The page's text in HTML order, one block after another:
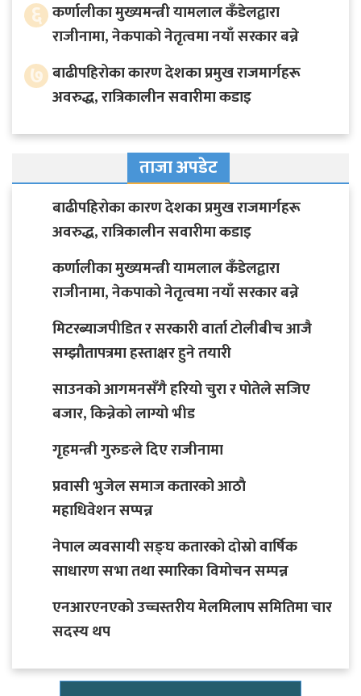
६ कर्णालीका मुख्यमन्त्री यामलाल कँडेलद्वारा
राजीनामा, नेकपाको नेतृत्वमा नयाँ सरकार बन्ने
७ बाढीपहिरोका कारण देशका प्रमुख राजमार्गहरू
अवरुद्ध, रात्रिकालीन सवारीमा कडाइ
ताजा अपडेट
बाढीपहिरोका कारण देशका प्रमुख राजमार्गहरू
अवरुद्ध, रात्रिकालीन सवारीमा कडाइ
कर्णालीका मुख्यमन्त्री यामलाल कँडेलद्वारा
राजीनामा, नेकपाको नेतृत्वमा नयाँ सरकार बन्ने
मिटरब्याजपीडित र सरकारी वार्ता टोलीबीच आजै
सम्झौतापत्रमा हस्ताक्षर हुने तयारी
साउनको आगमनसँगै हरियो चुरा र पोतेले सजिए
बजार, किन्नेको लाग्यो भीड
गृहमन्त्री गुरुङले दिए राजीनामा
प्रवासी भुजेल समाज कतारको आठाै
महाधिवेशन सप्पन्न
नेपाल व्यवसायी सङ्घ कतारको दोस्रो वार्षिक
साधारण सभा तथा स्मारिका विमोचन सम्पन्न
एनआरएनएको उच्चस्तरीय मेलमिलाप समितिमा चार
सदस्य थप